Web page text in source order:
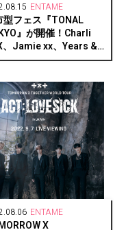
ENTAME
型フェス『TONAL
』が開催！Charli
、Jamie xx、Years &
、LANY、Rhye、
ENTAME
X